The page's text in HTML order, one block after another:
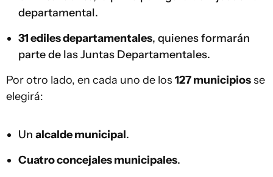
departamental.
31 ediles departamentales, quienes formarán
parte de las Juntas Departamentales.
Por otro lado, en cada uno de los 127 municipiosse
elegirá:
Un alcalde municipal.
Cuatro concejales municipales.